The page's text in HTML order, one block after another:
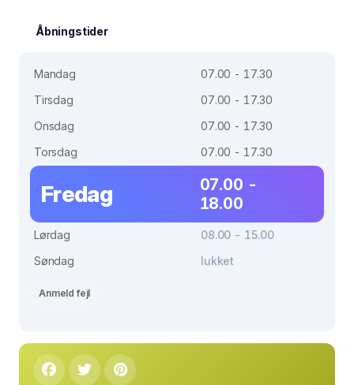
Åbningstider
Mandag
07.00 - 17.30
Tirsdag
07.00 - 17.30
Onsdag
07.00 - 17.30
Torsdag
07.00 - 17.30
Fredag
07.00 -
18.00
Lørdag
08.00 - 15.00
Søndag
lukket
Anmeld fejl